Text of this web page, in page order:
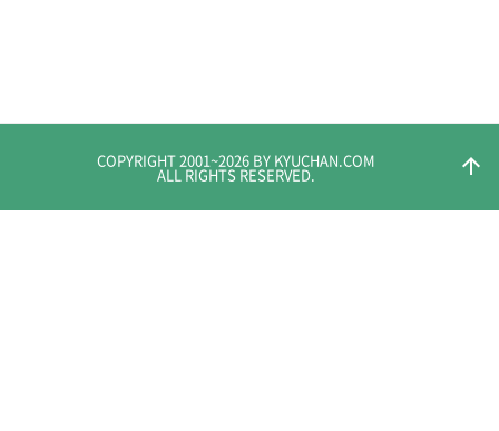
arrow_upward
COPYRIGHT 2001~2026 BY KYUCHAN.COM
ALL RIGHTS RESERVED.